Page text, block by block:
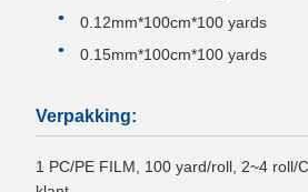
0.12mm*100cm*100 yards
0.15mm*100cm*100 yards
Verpakking:
1 PC/PE FILM, 100 yard/roll, 2~4 roll/